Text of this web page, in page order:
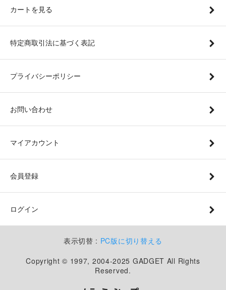
カートを見る
特定商取引法に基づく表記
プライバシーポリシー
お問い合わせ
マイアカウント
会員登録
ログイン
表示切替 : PC版に切り替える
Copyright © 1997, 2004-2025 GADGET All Rights
Reserved.